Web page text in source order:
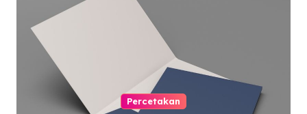
Percetakan